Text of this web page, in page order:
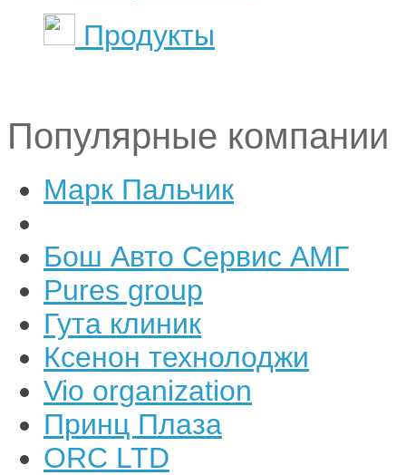
Продукты
Популярные компании
Марк Пальчик
Бош Авто Сервис АМГ
Pures group
Гута клиник
Ксенон технолоджи
Vio organization
Принц Плаза
ORC LTD